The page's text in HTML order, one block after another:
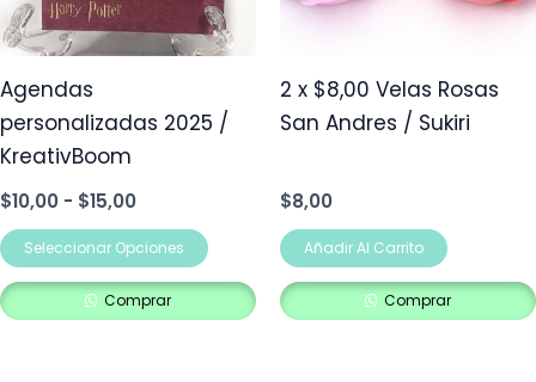
Agendas
personalizadas 2025 /
KreativBoom
$10,00 - $15,00
Seleccionar Opciones
opciones
se
pueden
elegir
de
producto
Comprar
2 x $8,00 Velas Rosas
San Andres / Sukiri
$8,00
Añadir Al Carrito
Comprar